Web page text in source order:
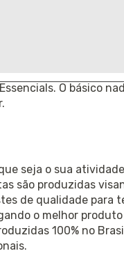
O básico
seja o sua
são produzidas
de qualidade para
o melhor produto
100% no